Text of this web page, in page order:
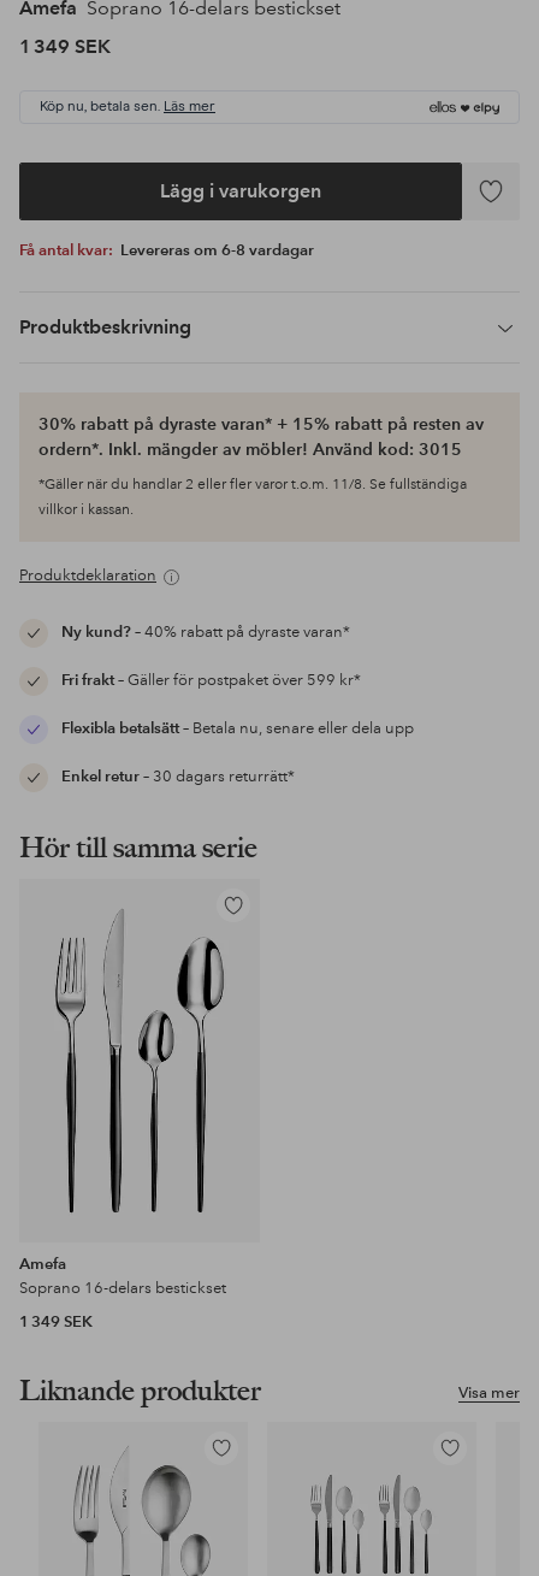
Amefa Soprano 16-delars bestickset
1 349 SEK
Köp nu, betala sen. Läs mer
Lägg i varukorgen
Lägg
Få antal kvar: Levereras om 6-8 vardagar
Produktbeskrivning
30% rabatt på dyraste varan* + 15% rabatt på resten av
ordern*. Inkl. mängder av möbler! Använd kod: 3015
*Gäller när du handlar 2 eller fler varor t.o.m. 11/8. Se fullständiga
villkor i kassan.
Produktdeklaration
Ny kund?– 40% rabatt på dyraste varan*
Fri frakt– Gäller för postpaket över 599 kr*
Flexibla betalsätt– Betala nu, senare eller dela upp
Enkel retur– 30 dagars returrätt*
Hör till samma serie
Lägg
favoriter
Amefa
Soprano 16-delars bestickset
1 349 SEK
Visa mer
Liknande produkter
Lägg
Lägg